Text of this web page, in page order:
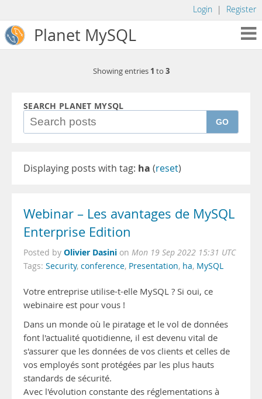
Login | Register
Planet MySQL
Showing entries 1 to 3
SEARCH PLANET MYSQL
GO
Displaying posts with tag: ha (reset)
Webinar – Les avantages de MySQL
Enterprise Edition
Posted by Olivier Dasini on Mon 19 Sep 2022 15:31 UTC
Tags: Security, conference, Presentation, ha, MySQL
Votre entreprise utilise-t-elle MySQL ? Si oui, ce
webinaire est pour vous !
Dans un monde où le piratage et le vol de données
font l'actualité quotidienne, il est devenu vital de
s'assurer que les données de vos clients et celles de
vos employés sont protégées par les plus hauts
standards de sécurité.
Avec l'évolution constante des réglementations à